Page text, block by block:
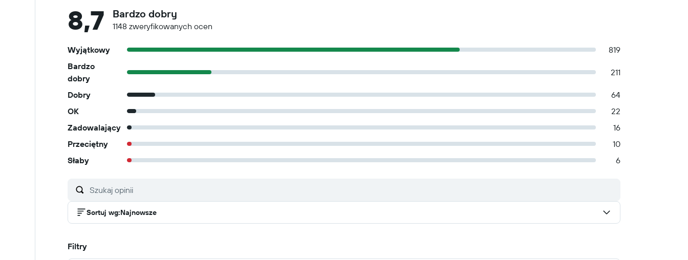
8,7 Bardzo dobry
1148 zweryfikowanych ocen
Wyjątkowy
819
Bardzo
dobry
211
Dobry
64
OK
22
Zadowalający
16
Przeciętny
10
Słaby
6
Sortuj wg:Najnowsze
Filtry